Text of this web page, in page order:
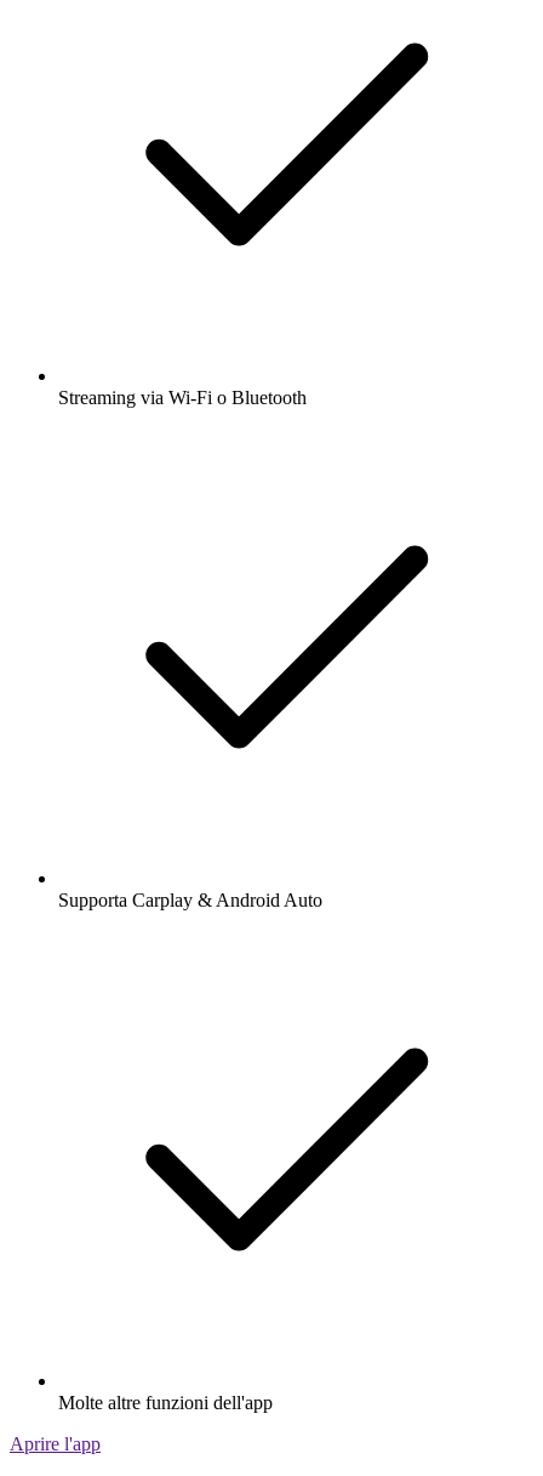
Streaming via Wi-Fi o Bluetooth
Supporta Carplay & Android Auto
Molte altre funzioni dell'app
Aprire l'app